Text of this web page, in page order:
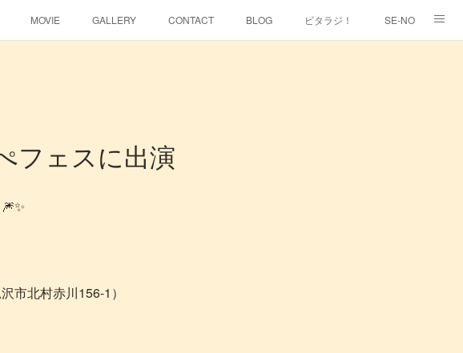
MOVIE GALLERY CONTACT BLOG ビタラジ！ SE-NO
フェスに出演
市北村赤川156-1）